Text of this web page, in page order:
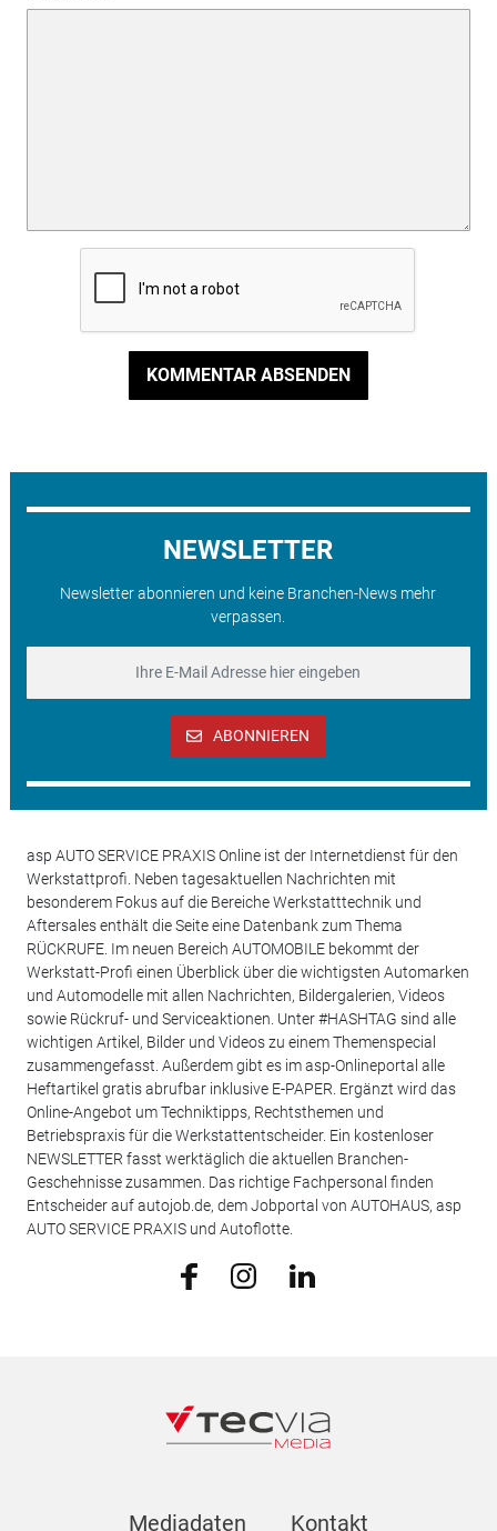
KOMMENTAR ABSENDEN
NEWSLETTER
Newsletter abonnieren und keine Branchen-News mehr
verpassen.
ABONNIEREN
asp AUTO SERVICE PRAXIS Online ist der Internetdienst für den
Werkstattprofi. Neben tagesaktuellen Nachrichten mit
besonderem Fokus auf die Bereiche Werkstatttechnik und
Aftersales enthält die Seite eine Datenbank zum Thema
RÜCKRUFE. Im neuen Bereich AUTOMOBILE bekommt der
Werkstatt-Profi einen Überblick über die wichtigsten Automarken
und Automodelle mit allen Nachrichten, Bildergalerien, Videos
sowie Rückruf- und Serviceaktionen. Unter #HASHTAG sind alle
wichtigen Artikel, Bilder und Videos zu einem Themenspecial
zusammengefasst. Außerdem gibt es im asp-Onlineportal alle
Heftartikel gratis abrufbar inklusive E-PAPER. Ergänzt wird das
Online-Angebot um Techniktipps, Rechtsthemen und
Betriebspraxis für die Werkstattentscheider. Ein kostenloser
NEWSLETTER fasst werktäglich die aktuellen Branchen-
Geschehnisse zusammen. Das richtige Fachpersonal finden
Entscheider auf autojob.de, dem Jobportal von AUTOHAUS, asp
AUTO SERVICE PRAXIS und Autoflotte.
Mediadaten Kontakt